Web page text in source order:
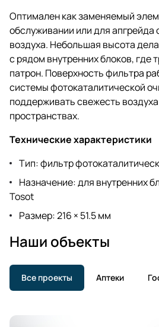
Оптимален как заменяемый
обслуживании или для апгрейда
воздуха. Небольшая высота
с рядом внутренних блоков, где
патрон. Поверхность фильтра
системы фотокаталитической
поддерживать свежесть
пространствах.
Технические характеристики
Тип: фильтр
Назначение: для внутренних
Tosot
Размер: 216 × 51.5 мм
Наши объекты
Все проекты Аптеки